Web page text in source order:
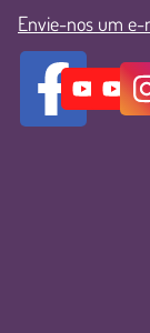
Envie-nos um e-